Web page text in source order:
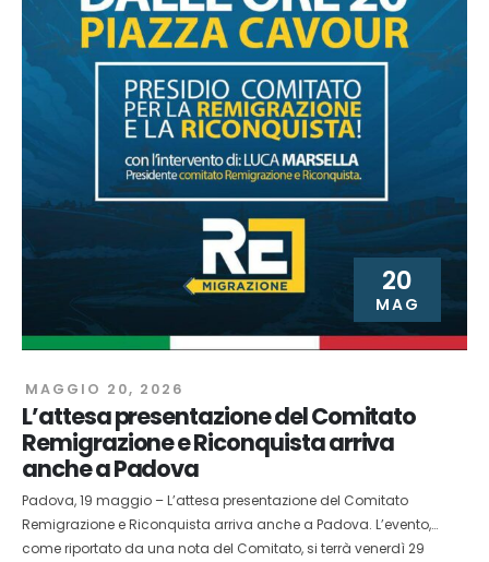
20
MAG
MAGGIO 20, 2026
L’attesa presentazione del Comitato
Remigrazione e Riconquista arriva
anche a Padova
Padova, 19 maggio – L’attesa presentazione del Comitato
Remigrazione e Riconquista arriva anche a Padova. L’evento,
come riportato da una nota del Comitato, si terrà venerdì 29